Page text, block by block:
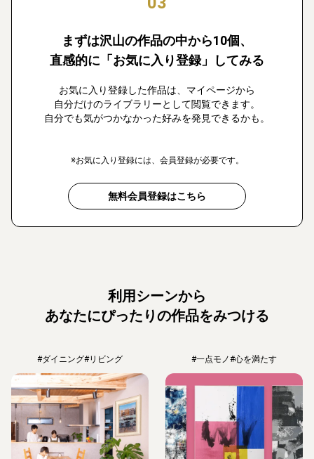
まずは沢山の作品の中から10個、
直感的に「お気に入り登録」してみる
お気に入り登録した作品は、マイページから
自分だけのライブラリーとして閲覧できます。
自分でも気がつかなかった好みを発見できるかも。
※お気に入り登録には、会員登録が必要です。
無料会員登録はこちら
利用シーンから
あなたにぴったりの作品をみつける
#ダイニング#リビング #一点モノ#心を満たす